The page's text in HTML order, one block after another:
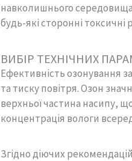
навколишнього
будь-які сторонні
ВИБІР ТЕХНІЧНИХ
Ефективність озонування
та тиску повітря. Озон
верхньої частина насипу,
концентрація вологи
Згідно діючих